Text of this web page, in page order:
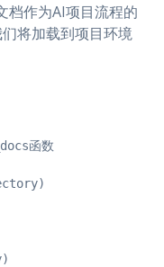
档作为AI项目流程的
将加载到项目环境
函数